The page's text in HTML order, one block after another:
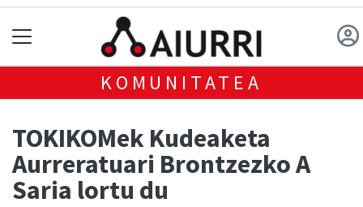
KOMUNITATEA
TOKIKOMek Kudeaketa
Aurreratuari Brontzezko A
Saria lortu du